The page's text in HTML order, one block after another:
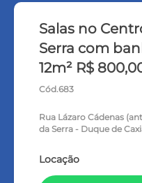
Salas no
Serra com
12m² R$
Cód.683
Rua Lázaro Cádenas
da Serra - Duque de
Locação